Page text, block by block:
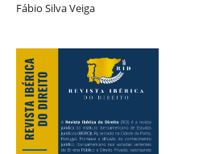
Fábio Silva Veiga